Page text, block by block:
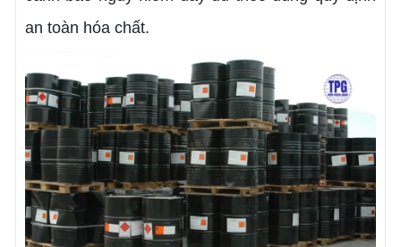
an toàn hóa chất.